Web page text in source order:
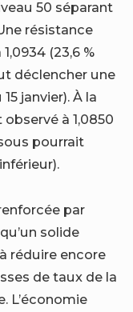
50 séparant
résistance
(23,6 %
déclencher une
janvier). À la
à 1,0850
pourrait
par
solide
réduire encore
de taux de la
L’économie